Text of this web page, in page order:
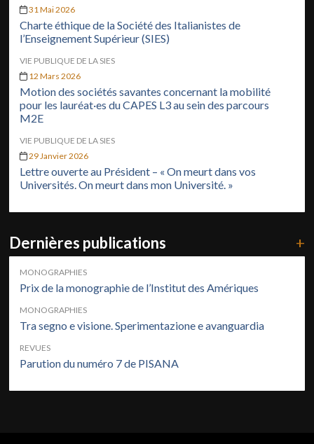
31 Mai 2026
Charte éthique de la Société des Italianistes de
l’Enseignement Supérieur (SIES)
VIE PUBLIQUE DE LA SIES
12 Mars 2026
Motion des sociétés savantes concernant la mobilité
pour les lauréat·es du CAPES L3 au sein des parcours
M2E
VIE PUBLIQUE DE LA SIES
29 Janvier 2026
Lettre ouverte au Président – « On meurt dans vos
Universités. On meurt dans mon Université. »
Dernières publications +
MONOGRAPHIES
Prix de la monographie de l’Institut des Amériques
MONOGRAPHIES
Tra segno e visione. Sperimentazione e avanguardia
REVUES
Parution du numéro 7 de PISANA